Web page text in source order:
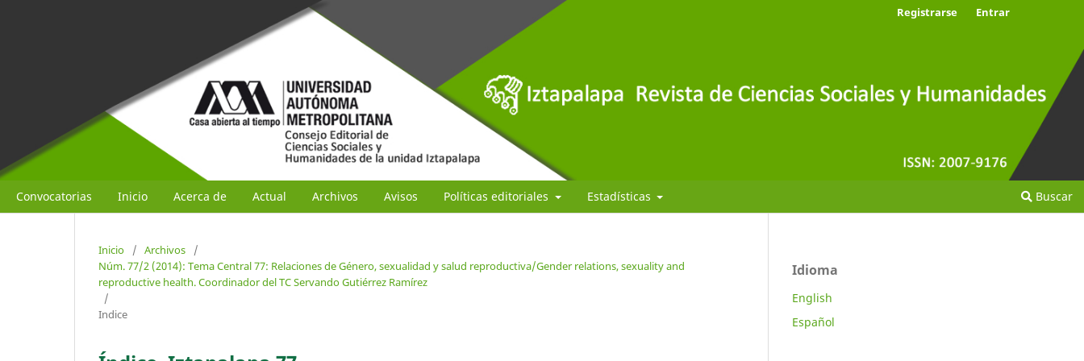
Convocatorias Inicio Acerca de Actual Archivos Avisos Políticas editoriales Estadísticas Buscar
Registrarse Entrar
Inicio / Archivos
/
Núm. 77/2 (2014): Tema Central 77: Relaciones de Género, sexualidad y salud reproductiva/Gender relations, sexuality and
reproductive health. Coordinador del TC Servando Gutiérrez Ramírez
/
Indice
Idioma
English
Español